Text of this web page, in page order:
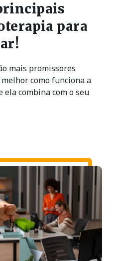
para
mais promissores
como funciona a
ela combina com o seu